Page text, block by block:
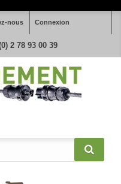
Connexion
nous
2 78 93 00 39